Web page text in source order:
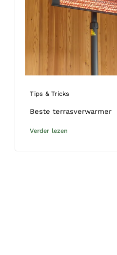
Tips & Tricks
Beste terrasverwarmer
Verder lezen